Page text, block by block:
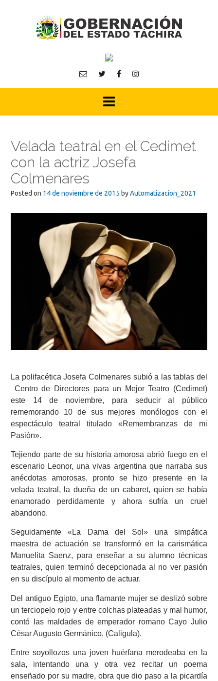
Velada teatral en el Cedimet
con la actriz Josefa
Colmenares
Posted on 14 de noviembre de 2015 byAutomatizacion_2021
La polifacética Josefa Colmenares subió a las tablas del
Centro de Directores para un Mejor Teatro (Cedimet)
este 14 de noviembre, para seducir al público
rememorando 10 de sus mejores monólogos con el
espectáculo teatral titulado «Remembranzas de mi
Pasión».
Tejiendo parte de su historia amorosa abrió fuego en el
escenario Leonor, una vivas argentina que narraba sus
anécdotas amorosas, pronto se hizo presente en la
velada teatral, la dueña de un cabaret, quien se había
enamorado perdidamente y ahora sufría un cruel
abandono.
Seguidamente «La Dama del Sol» una simpática
maestra de actuación se transformó en la carismática
Manuelita Saenz, para enseñar a su alumno técnicas
teatrales, quien terminó decepcionada al no ver pasión
en su discípulo al momento de actuar.
Del antiguo Egipto, una flamante mujer se deslizó sobre
un terciopelo rojo y entre colchas plateadas y mal humor,
contó las maldades de emperador romano Cayo Julio
César Augusto Germánico, (Caligula).
Entre soyollozos una joven huérfana merodeaba en la
sala, intentando una y otra vez recitar un poema
enseñado por su madre, obra que dio paso a la picardía